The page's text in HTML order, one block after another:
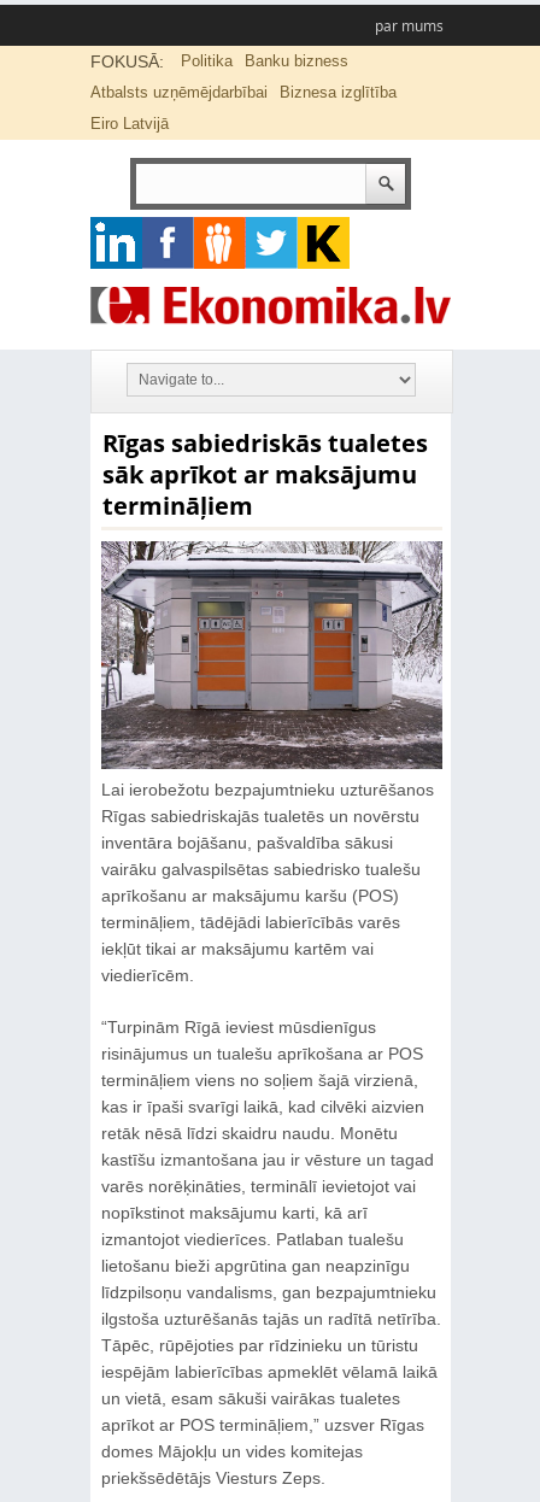
par mums
FOKUSĀ: Politika
Banku bizness
Atbalsts uzņēmējdarbībai
Biznesa izglītība
Eiro Latvijā
Rīgas sabiedriskās tualetes
sāk aprīkot ar maksājumu
termināļiem
Lai ierobežotu bezpajumtnieku uzturēšanos
Rīgas sabiedriskajās tualetēs un novērstu
inventāra bojāšanu, pašvaldība sākusi
vairāku galvaspilsētas sabiedrisko tualešu
aprīkošanu ar maksājumu karšu (POS)
termināļiem, tādējādi labierīcībās varēs
iekļūt tikai ar maksājumu kartēm vai
viedierīcēm.
“Turpinām Rīgā ieviest mūsdienīgus
risinājumus un tualešu aprīkošana ar POS
termināļiem viens no soļiem šajā virzienā,
kas ir īpaši svarīgi laikā, kad cilvēki aizvien
retāk nēsā līdzi skaidru naudu. Monētu
kastīšu izmantošana jau ir vēsture un tagad
varēs norēķināties, terminālī ievietojot vai
nopīkstinot maksājumu karti, kā arī
izmantojot viedierīces. Patlaban tualešu
lietošanu bieži apgrūtina gan neapzinīgu
līdzpilsoņu vandalisms, gan bezpajumtnieku
ilgstoša uzturēšanās tajās un radītā netīrība.
Tāpēc, rūpējoties par rīdzinieku un tūristu
iespējām labierīcības apmeklēt vēlamā laikā
un vietā, esam sākuši vairākas tualetes
aprīkot ar POS termināļiem,” uzsver Rīgas
domes Mājokļu un vides komitejas
priekšsēdētājs Viesturs Zeps.